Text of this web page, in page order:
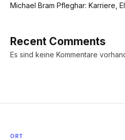
Michael Bram Pfleghar: Karriere,
Recent Comments
Es sind keine Kommentare
ORT